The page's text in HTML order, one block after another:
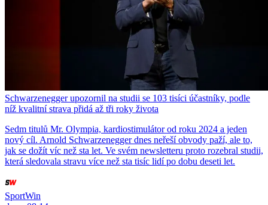
Schwarzenegger upozornil na studii se 103 tisíci účastníky, podle
níž kvalitní strava přidá až tři roky života
Sedm titulů Mr. Olympia, kardiostimulátor od roku 2024 a jeden
nový cíl. Arnold Schwarzenegger dnes neřeší obvody paží, ale to,
jak se dožít víc než sta let. Ve svém newsletteru proto rozebral studii,
která sledovala stravu více než sta tisíc lidí po dobu deseti let.
SportWin